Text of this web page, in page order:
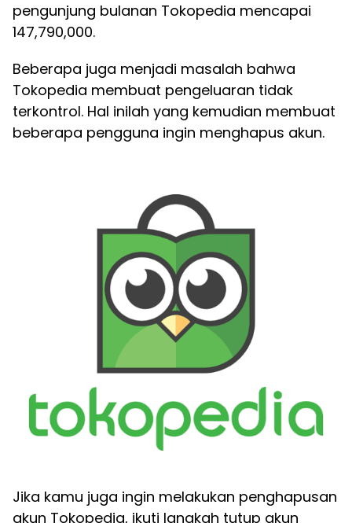
pengunjung bulanan Tokopedia mencapai
147,790,000.
Beberapa juga menjadi masalah bahwa
Tokopedia membuat pengeluaran tidak
terkontrol. Hal inilah yang kemudian membuat
beberapa pengguna ingin menghapus akun.
Jika kamu juga ingin melakukan penghapusan
akun Tokopedia, ikuti langkah tutup akun